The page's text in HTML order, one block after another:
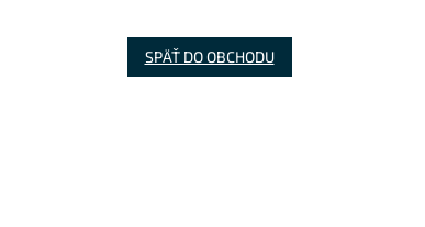
SPÄŤ DO OBCHODU